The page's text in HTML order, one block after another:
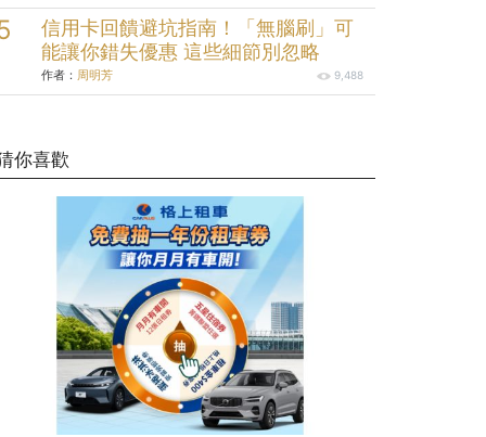
信用卡回饋避坑指南！「無腦刷」可
能讓你錯失優惠 這些細節別忽略
作者： 周明芳 9,488
你喜歡